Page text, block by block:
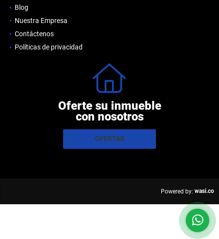
Blog
Nuestra Empresa
Contáctenos
Políticas de privacidad
Oferte su inmueble
con nosotros
OFERTAR
Powered by: wasi.co